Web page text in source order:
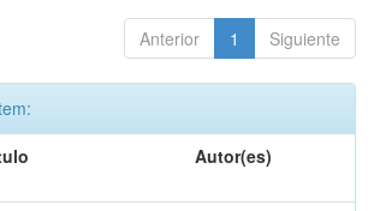
Anterior 1 Siguiente
Autor(es)